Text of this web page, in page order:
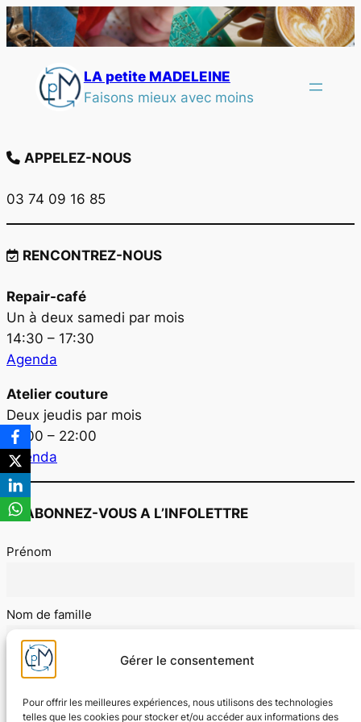
Gérer le consentement
Pour offrir les meilleures expériences, nous utilisons des technologies
telles que les cookies pour stocker et/ou accéder aux informations des
LA petite MADELEINE
Faisons mieux avec moins
APPELEZ-NOUS
03 74 09 16 85
RENCONTREZ-NOUS
Repair-café
Un à deux samedi par mois
14:30 – 17:30
Agenda
Atelier couture
Deux jeudis par mois
19:00 – 22:00
Agenda
ABONNEZ-VOUS A L’INFOLETTRE
Prénom
Nom de famille
E-mail